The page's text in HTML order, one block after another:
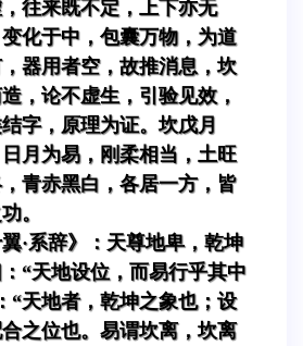
往来既不定，上下亦无
化于中，包囊万物，为道
器用者空，故推消息，坎
，论不虚生，引验见效，
字，原理为证。坎戊月
月为易，刚柔相当，土旺
青赤黑白，各居一方，皆
。
·系辞》：天尊地卑，乾坤
“天地设位，而易行乎其中
“天地者，乾坤之象也；设
之位也。易谓坎离，坎离